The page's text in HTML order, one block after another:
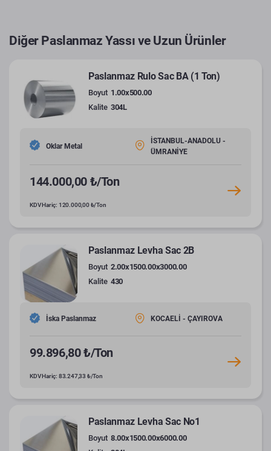
Diğer Paslanmaz Yassı ve Uzun Ürünler
Paslanmaz Rulo Sac BA (1 Ton)
Boyut 1.00x500.00
Kalite 304L
Oklar Metal
İSTANBUL-ANADOLU -
ÜMRANİYE
144.000,00 ₺/Ton
KDV Hariç: 120.000,00 ₺/Ton
Paslanmaz Levha Sac 2B
Boyut 2.00x1500.00x3000.00
Kalite 430
İska Paslanmaz KOCAELİ - ÇAYIROVA
99.896,80 ₺/Ton
KDV Hariç: 83.247,33 ₺/Ton
Paslanmaz Levha Sac No1
Boyut 8.00x1500.00x6000.00